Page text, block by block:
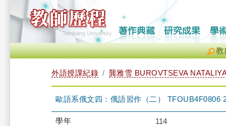
教
外語授課紀錄 龔雅雪 BUROVTSEVA
歐語系俄文四：俄語習作（二） TFOUB4F0806
學年 114